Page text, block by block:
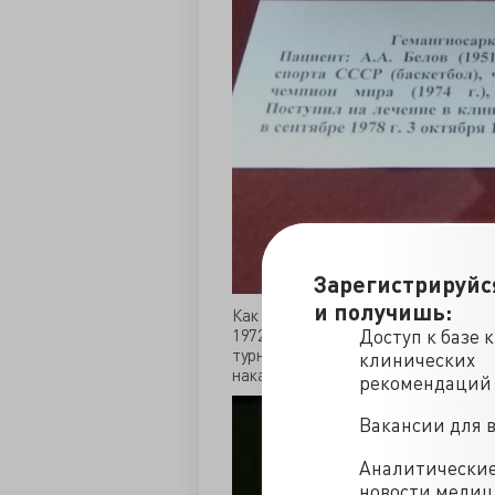
и получишь:
Доступ к базе
клинических
рекомендаций
Вакансии для
Как же все сразу меняется, когда
1972 года, баскетболиста
турнира с командой США забросил
наказан за контрабанду, которую